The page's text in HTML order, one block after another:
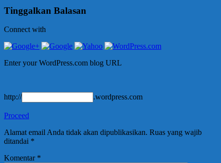
Tinggalkan Balasan
Connect with
Enter your WordPress.com blog URL
http:// .wordpress.com
Proceed
Alamat email Anda tidak akan dipublikasikan. Ruas yang wajib
ditandai *
Komentar *